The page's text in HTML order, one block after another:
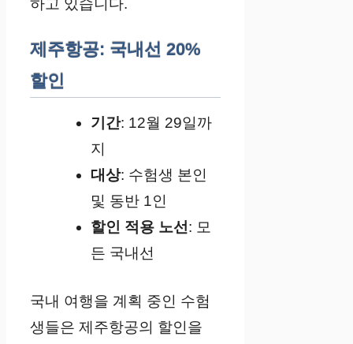
하고 있습니다.
제주항공: 국내선 20%
할인
기간: 12월 29일까
지
대상: 수험생 본인
및 동반 1인
할인 적용 노선: 모
든 국내선
국내 여행을 계획 중인 수험
생들은 제주항공의 할인을